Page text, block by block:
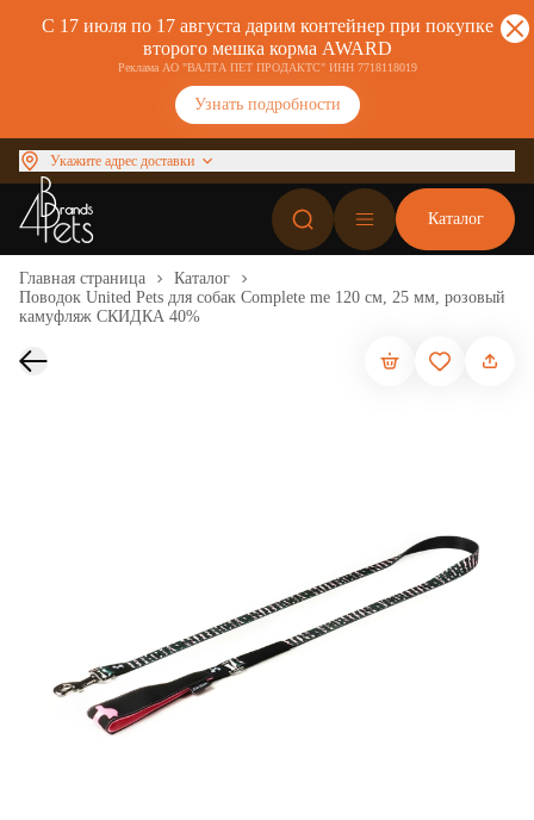
С 17 июля по 17 августа дарим контейнер при покупке
второго мешка корма AWARD
Реклама АО "ВАЛТА ПЕТ ПРОДАКТС" ИНН 7718118019
Узнать подробности
Укажите адрес доставки
Каталог
Главная страница
Каталог
Поводок United Pets для собак Complete me 120 см, 25 мм, розовый
камуфляж СКИДКА 40%